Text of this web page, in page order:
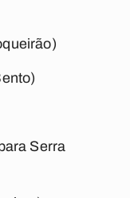
Serra